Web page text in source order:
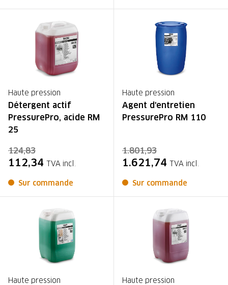
Haute pression
Détergent actif
PressurePro, acide RM
25
124,83
112,34 TVA incl.
Sur commande
Haute pression
Agent d'entretien
PressurePro RM 110
1.801,93
1.621,74 TVA incl.
Sur commande
Haute pression Haute pression